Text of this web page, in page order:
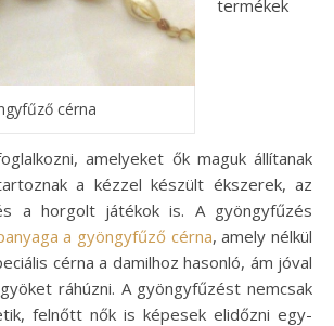
cérna
termékek
amelyeket ők maguk állítanak
a kézzel készült ékszerek, az
a horgolt játékok is. A gyöngyfűzés
a gyöngyfűző cérna, amely nélkül
cérna a damilhoz hasonló, ám jóval
ráhúzni. A gyöngyfűzést nemcsak
felnőtt nők is képesek elidőzni egy-